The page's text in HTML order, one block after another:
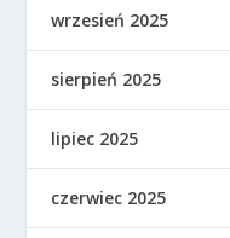
wrzesień 2025
sierpień 2025
lipiec 2025
czerwiec 2025